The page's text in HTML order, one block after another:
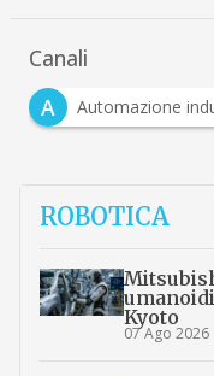
Canali
A
Automazione
ROBOTICA
Kyoto
07 Ago 2026